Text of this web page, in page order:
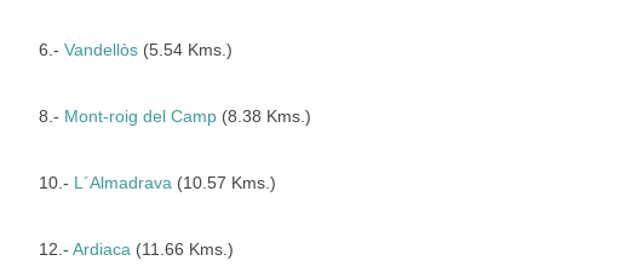
6.-Vandellòs (5.54 Kms.)
8.- Mont-roig del Camp (8.38 Kms.)
10.- L´Almadrava (10.57 Kms.)
12.-Ardiaca (11.66 Kms.)